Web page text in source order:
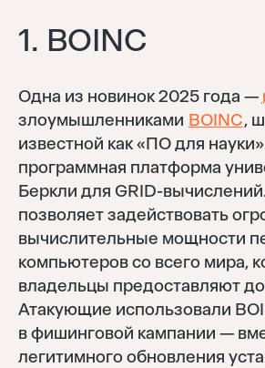
1. BOINC
Одна из новинок 2025 года —
злоумышленниками BOINC,
известной как «ПО для
программная платформа
Беркли для GRID-
позволяет задействовать
вычислительные мощности
компьютеров со всего мира,
владельцы предоставляют
Атакующие использовали
в фишинговой кампании —
легитимного обновления